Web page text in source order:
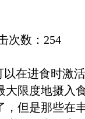
次数：254
以在进食时激
限度地摄入
但是那些在